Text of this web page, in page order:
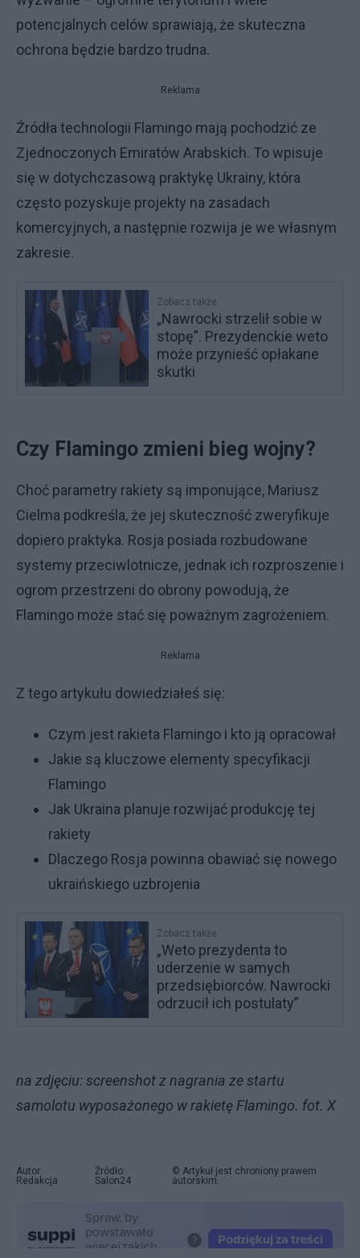
potencjalnych celów sprawiają, że skuteczna
ochrona będzie bardzo trudna.
Reklama
Źródła technologii Flamingo mają pochodzić ze
Zjednoczonych Emiratów Arabskich. To wpisuje
się w dotychczasową praktykę Ukrainy, która
często pozyskuje projekty na zasadach
komercyjnych, a następnie rozwija je we własnym
zakresie.
Zobacz także
„Nawrocki strzelił sobie w
stopę”. Prezydenckie weto
może przynieść opłakane
skutki
Czy Flamingo zmieni bieg wojny?
Choć parametry rakiety są imponujące, Mariusz
Cielma podkreśla, że jej skuteczność zweryfikuje
dopiero praktyka. Rosja posiada rozbudowane
systemy przeciwlotnicze, jednak ich rozproszenie i
ogrom przestrzeni do obrony powodują, że
Flamingo może stać się poważnym zagrożeniem.
Reklama
Z tego artykułu dowiedziałeś się:
Czym jest rakieta Flamingo i kto ją opracował
Jakie są kluczowe elementy specyfikacji
Flamingo
Jak Ukraina planuje rozwijać produkcję tej
rakiety
Dlaczego Rosja powinna obawiać się nowego
ukraińskiego uzbrojenia
Zobacz także
„Weto prezydenta to
uderzenie w samych
przedsiębiorców. Nawrocki
odrzucił ich postulaty”
na zdjęciu: screenshot z nagrania ze startu
samolotu wyposażonego w rakietę Flamingo. fot. X
Autor:
Redakcja
Źródło:
Salon24
© Artykuł jest chroniony prawem
autorskim.